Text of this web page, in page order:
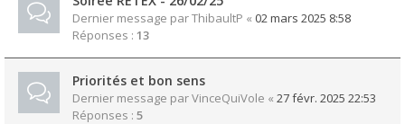
Dernier message parThibaultP « 02 mars 2025 8:58
Réponses : 13
Priorités et bon sens
Dernier message parVinceQuiVole « 27 févr. 2025 22:53
Réponses : 5